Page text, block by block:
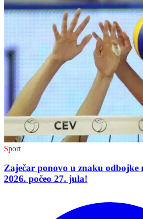
Sport
Zaječar ponovo u znaku odbojke
2026. počeo 27. jula!